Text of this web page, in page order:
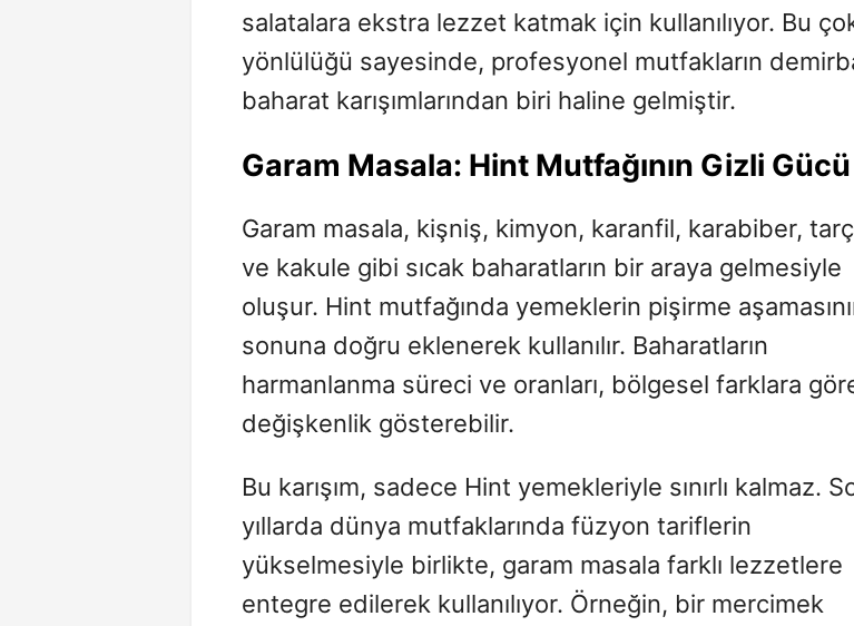
salatalara ekstra lezzet katmak için kullanılıyor. Bu
yönlülüğü sayesinde, profesyonel mutfakların
baharat karışımlarından biri haline gelmiştir.
Garam Masala: Hint Mutfağının Gizli Gücü
Garam masala, kişniş, kimyon, karanfil, karabiber,
ve kakule gibi sıcak baharatların bir araya gelmesiyle
oluşur. Hint mutfağında yemeklerin pişirme
sonuna doğru eklenerek kullanılır. Baharatların
harmanlanma süreci ve oranları, bölgesel farklara
değişkenlik gösterebilir.
Bu karışım, sadece Hint yemekleriyle sınırlı kalmaz.
yıllarda dünya mutfaklarında füzyon tariflerin
yükselmesiyle birlikte, garam masala farklı lezzetlere
entegre edilerek kullanılıyor. Örneğin, bir mercimek